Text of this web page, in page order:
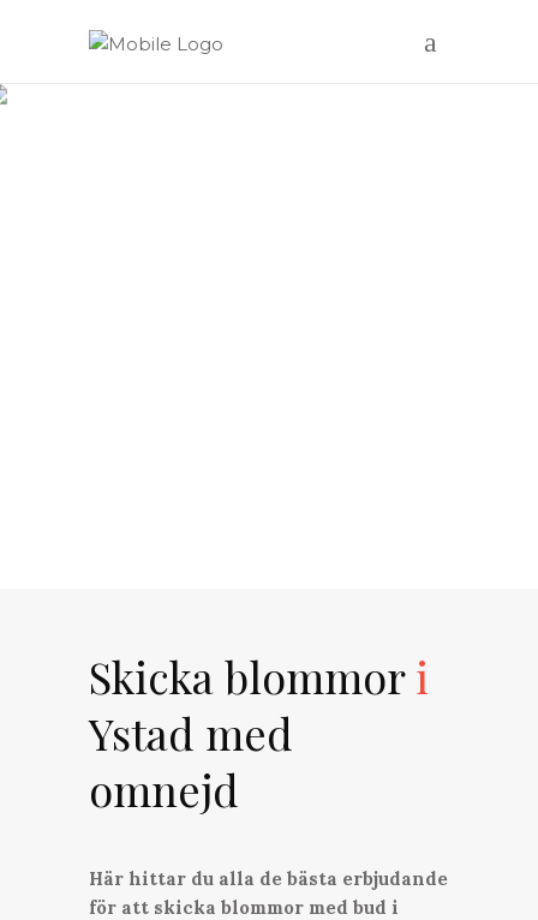
Skicka blommori
Ystad med
omnejd
Här hittar du alla de bästa erbjudande
för att skicka blommor med bud i